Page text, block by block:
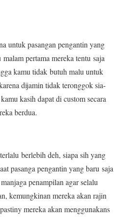
untuk pasangan pengantin yang
pertama mereka tentu saja
kamu tidak butuh malu untuk
dijamin tidak teronggok sia-
kasih dapat di custom secara
berdua.
berlebih deh, siapa sih yang
pasanga pengantin yang baru saja
penampilan agar selalu
kemungkinan mereka akan rajin
mereka akan menggunakans